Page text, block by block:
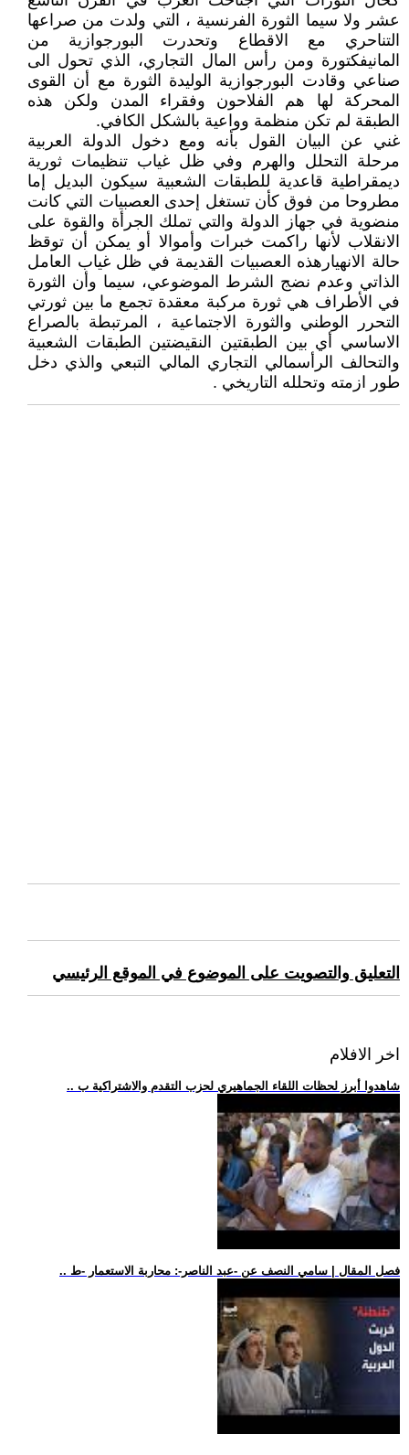
عشر ولا سيما الثورة الفرنسية ، التي ولدت من صراعها
التناحري مع الاقطاع وتحدرت البورجوازية من
المانيفكتورة ومن رأس المال التجاري، الذي تحول الى
صناعي وقادت البورجوازية الوليدة الثورة مع أن القوى
المحركة لها هم الفلاحون وفقراء المدن ولكن هذه
الطبقة لم تكن منظمة وواعية بالشكل الكافي.
غني عن البيان القول بأنه ومع دخول الدولة العربية
مرحلة التحلل والهرم وفي ظل غياب تنظيمات ثورية
ديمقراطية قاعدية للطبقات الشعبية سيكون البديل إما
مطروحا من فوق كأن تستغل إحدى العصبيات التي كانت
منضوية في جهاز الدولة والتي تملك الجرأة والقوة على
الانقلاب لأنها راكمت خبرات وأموالا أو يمكن أن توقظ
حالة الانهيارهذه العصبيات القديمة في ظل غياب العامل
الذاتي وعدم نضج الشرط الموضوعي، سيما وأن الثورة
في الأطراف هي ثورة مركبة معقدة تجمع ما بين ثورتي
التحرر الوطني والثورة الاجتماعية ، المرتبطة بالصراع
الاساسي أي بين الطبقتين النقيضتين الطبقات الشعبية
والتحالف الرأسمالي التجاري المالي التبعي والذي دخل
طور ازمته وتحلله التاريخي .
التعليق والتصويت على الموضوع في الموقع الرئيسي
اخر الافلام
.. شاهدوا أبرز لحظات اللقاء الجماهيري لحزب التقدم والاشتراكية ب
.. فصل المقال | سامي النصف عن -عبد الناصر-: محاربة الاستعمار -ط